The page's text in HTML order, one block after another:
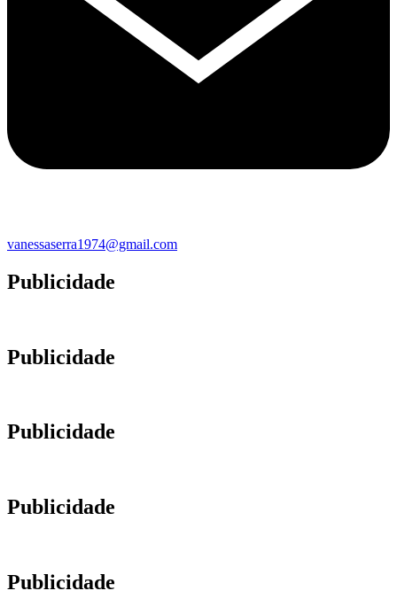
vanessaserra1974@gmail.com
Publicidade
Publicidade
Publicidade
Publicidade
Publicidade